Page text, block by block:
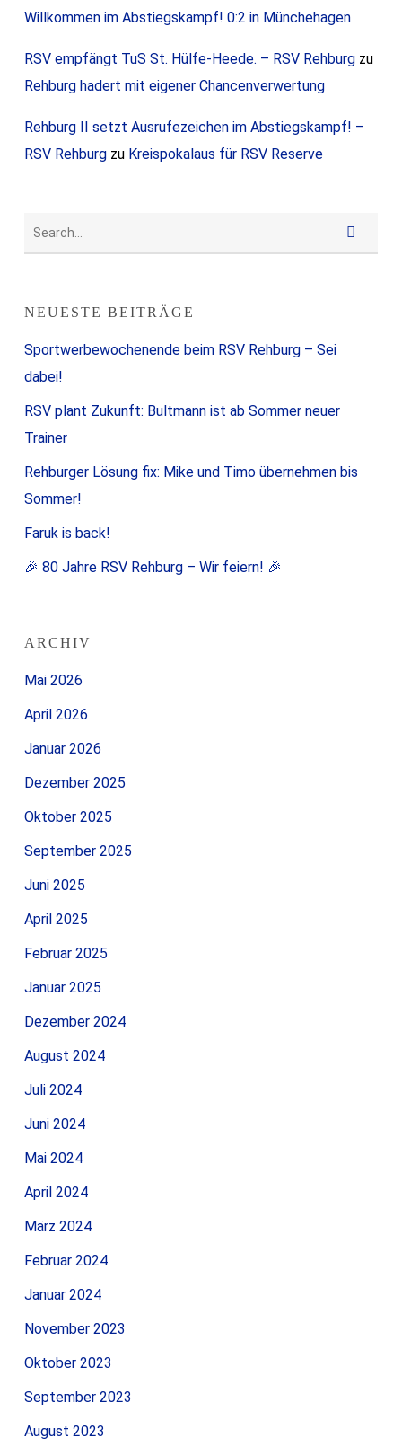
Willkommen im Abstiegskampf! 0:2 in Münchehagen
RSV empfängt TuS St. Hülfe-Heede. – RSV Rehburgzu
Rehburg hadert mit eigener Chancenverwertung
Rehburg II setzt Ausrufezeichen im Abstiegskampf! –
RSV Rehburgzu Kreispokalaus für RSV Reserve
NEUESTE BEITRÄGE
Sportwerbewochenende beim RSV Rehburg – Sei
dabei!
RSV plant Zukunft: Bultmann ist ab Sommer neuer
Trainer
Rehburger Lösung fix: Mike und Timo übernehmen bis
Sommer!
Faruk is back!
🎉 80 Jahre RSV Rehburg – Wir feiern! 🎉
ARCHIV
Mai 2026
April 2026
Januar 2026
Dezember 2025
Oktober 2025
September 2025
Juni 2025
April 2025
Februar 2025
Januar 2025
Dezember 2024
August 2024
Juli 2024
Juni 2024
Mai 2024
April 2024
März 2024
Februar 2024
Januar 2024
November 2023
Oktober 2023
September 2023
August 2023